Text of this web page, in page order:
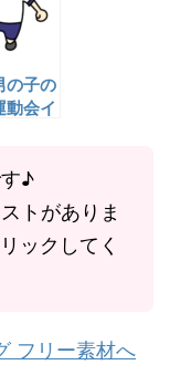
の子の
会イ
♪
トがありま
ックしてく